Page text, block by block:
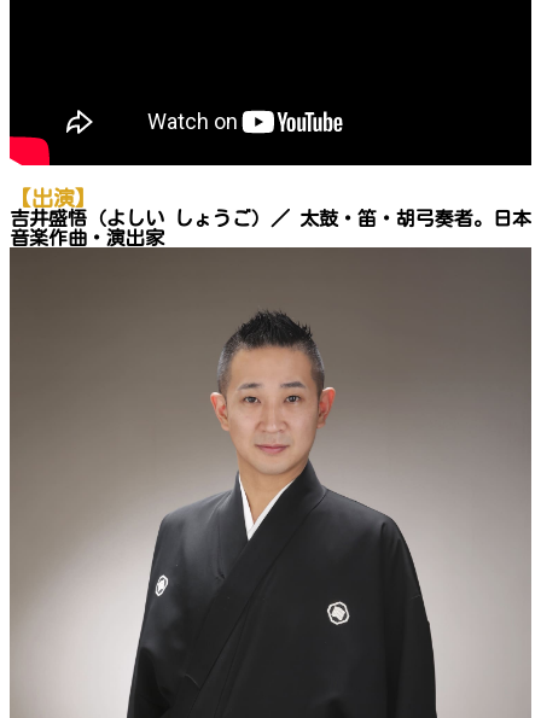
【出演】
吉井盛悟（よしい しょうご）／ 太鼓・笛・胡弓奏者。日本
音楽作曲・演出家